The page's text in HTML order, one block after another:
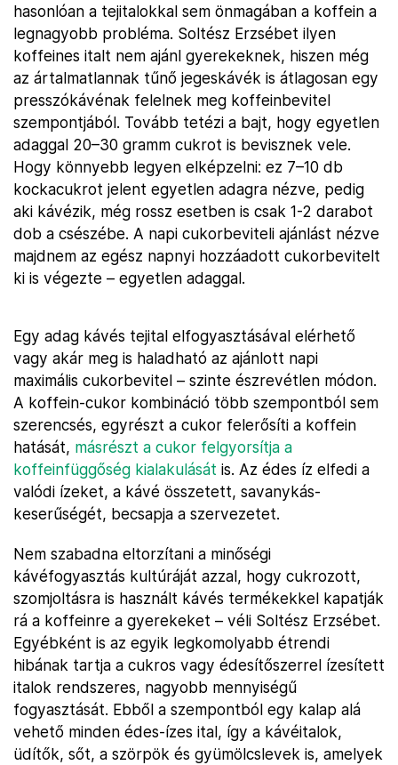
hasonlóan a tejitalokkal sem önmagában a koffein a
legnagyobb probléma. Soltész Erzsébet ilyen
koffeines italt nem ajánl gyerekeknek, hiszen még
az ártalmatlannak tűnő jegeskávék is átlagosan egy
presszókávénak felelnek meg koffeinbevitel
szempontjából. Tovább tetézi a bajt, hogy egyetlen
adaggal 20–30 gramm cukrot is bevisznek vele.
Hogy könnyebb legyen elképzelni: ez 7–10 db
kockacukrot jelent egyetlen adagra nézve, pedig
aki kávézik, még rossz esetben is csak 1-2 darabot
dob a csészébe. A napi cukorbeviteli ajánlást nézve
majdnem az egész napnyi hozzáadott cukorbevitelt
ki is végezte – egyetlen adaggal.
Egy adag kávés tejital elfogyasztásával elérhető
vagy akár meg is haladható az ajánlott napi
maximális cukorbevitel – szinte észrevétlen módon.
A koffein-cukor kombináció több szempontból sem
szerencsés, egyrészt a cukor felerősíti a koffein
hatását, másrészt a cukor felgyorsítja a
koffeinfüggőség kialakulását is. Az édes íz elfedi a
valódi ízeket, a kávé összetett, savanykás-
keserűségét, becsapja a szervezetet.
Nem szabadna eltorzítani a minőségi
kávéfogyasztás kultúráját azzal, hogy cukrozott,
szomjoltásra is használt kávés termékekkel kapatják
rá a koffeinre a gyerekeket – véli Soltész Erzsébet.
Egyébként is az egyik legkomolyabb étrendi
hibának tartja a cukros vagy édesítőszerrel ízesített
italok rendszeres, nagyobb mennyiségű
fogyasztását. Ebből a szempontból egy kalap alá
vehető minden édes-ízes ital, így a kávéitalok,
üdítők, sőt, a szörpök és gyümölcslevek is, amelyek